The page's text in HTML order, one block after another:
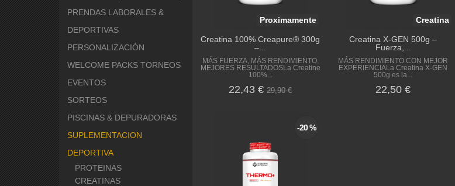
PRENDAS LABORALES &
DEPORTIVAS
PERSONALIZACIÓN
WELCOME PACKS TORNEOS
EVENTOS
SORTEOS
PISCINAS & DEPURADORAS
SUPLEMENTACION
DEPORTIVA
PROTEINAS
CREATINAS
Proximamente
Creatina 100% Creapure® 300g
–...
MÁS FUERZA, MÁS RENDIMIENTO,
MEJORES RESULTADOSLa Creatine
100%...
22,43 €29,90 €
Creatina
Creatina X-GEN 500g –
Fuerza,...
MÁS RENDIMIENTO CON MEJOR
EXPERIENCIALa Creatina X-GEN
500g es la...
22,50 €
-20 %